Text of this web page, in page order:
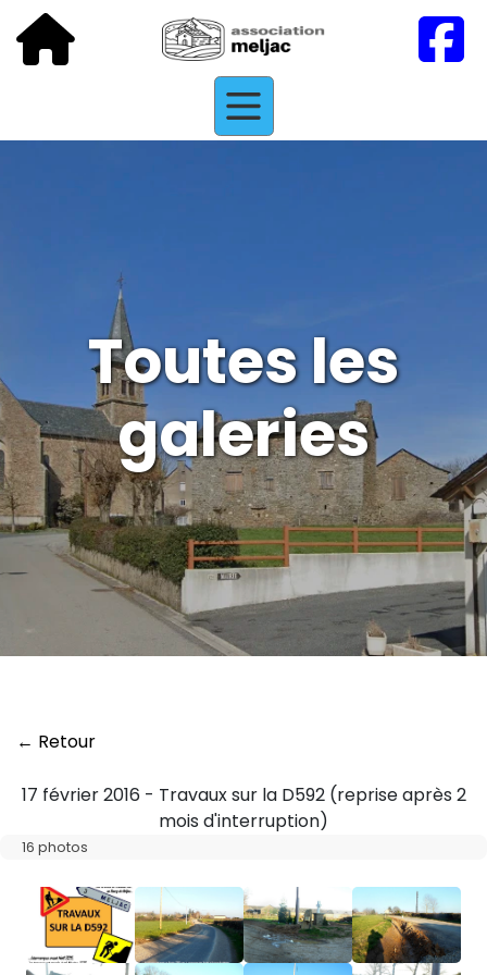
Toutes les
galeries
← Retour
17 février 2016 - Travaux sur la D592 (reprise après 2
mois d'interruption)
16 photos